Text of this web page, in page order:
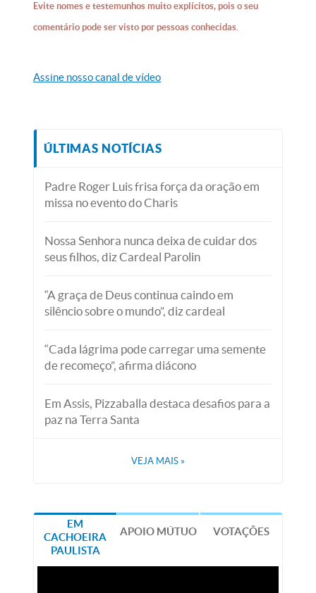
Evite nomes e testemunhos muito explícitos, pois o seu
comentário pode ser visto por pessoas conhecidas.
Assine nosso canal de vídeo
ÚLTIMAS NOTÍCIAS
Padre Roger Luis frisa força da oração em
missa no evento do Charis
Nossa Senhora nunca deixa de cuidar dos
seus filhos, diz Cardeal Parolin
“A graça de Deus continua caindo em
silêncio sobre o mundo”, diz cardeal
“Cada lágrima pode carregar uma semente
de recomeço”, afirma diácono
Em Assis, Pizzaballa destaca desafios para a
paz na Terra Santa
VEJA MAIS »
EM
CACHOEIRA
PAULISTA
APOIO MÚTUO VOTAÇÕES